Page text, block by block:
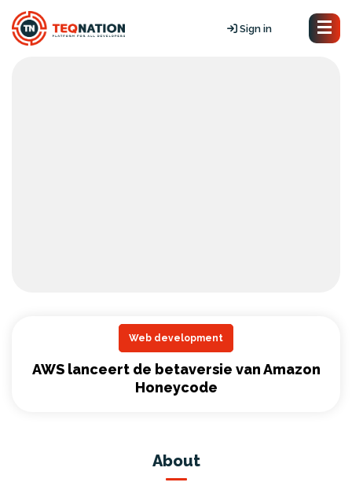
Sign in
Web development
AWS lanceert de betaversie van Amazon
Honeycode
About